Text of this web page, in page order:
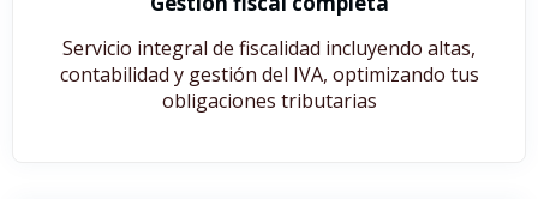
Servicio integral de fiscalidad incluyendo altas,
contabilidad y gestión del IVA, optimizando tus
obligaciones tributarias